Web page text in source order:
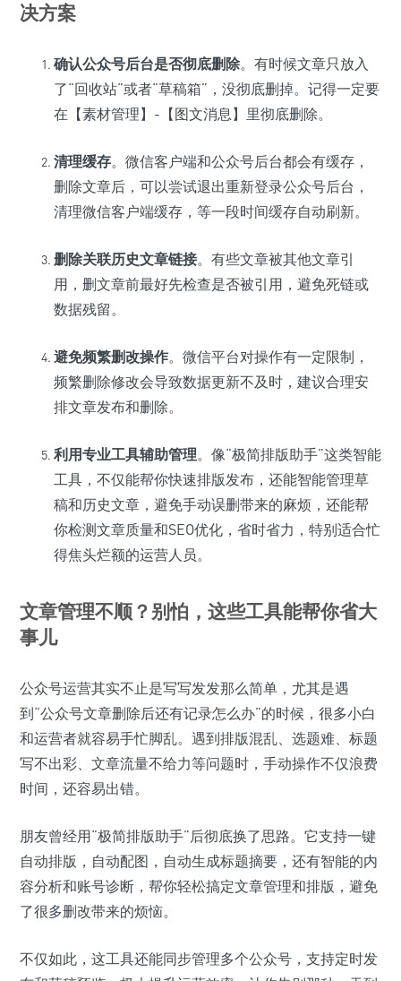
决方案
确认公众号后台是否彻底删除。有时候文章只放入
了“回收站”或者“草稿箱”，没彻底删掉。记得一定要
在【素材管理】-【图文消息】里彻底删除。
清理缓存。微信客户端和公众号后台都会有缓存，
删除文章后，可以尝试退出重新登录公众号后台，
清理微信客户端缓存，等一段时间缓存自动刷新。
删除关联历史文章链接。有些文章被其他文章引
用，删文章前最好先检查是否被引用，避免死链或
数据残留。
避免频繁删改操作。微信平台对操作有一定限制，
频繁删除修改会导致数据更新不及时，建议合理安
排文章发布和删除。
利用专业工具辅助管理。像“极简排版助手”这类智能
工具，不仅能帮你快速排版发布，还能智能管理草
稿和历史文章，避免手动误删带来的麻烦，还能帮
你检测文章质量和SEO优化，省时省力，特别适合忙
得焦头烂额的运营人员。
文章管理不顺？别怕，这些工具能帮你省大
事儿
公众号运营其实不止是写写发发那么简单，尤其是遇
到“公众号文章删除后还有记录怎么办”的时候，很多小白
和运营者就容易手忙脚乱。遇到排版混乱、选题难、标题
写不出彩、文章流量不给力等问题时，手动操作不仅浪费
时间，还容易出错。
朋友曾经用“极简排版助手”后彻底换了思路。它支持一键
自动排版，自动配图，自动生成标题摘要，还有智能的内
容分析和账号诊断，帮你轻松搞定文章管理和排版，避免
了很多删改带来的烦恼。
不仅如此，这工具还能同步管理多个公众号，支持定时发